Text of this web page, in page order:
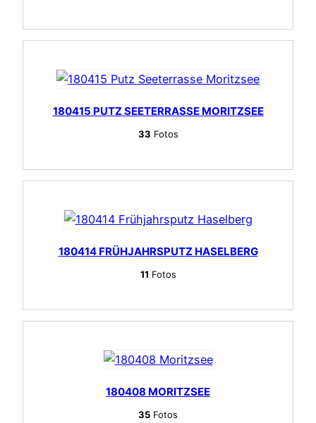
180415 PUTZ SEETERRASSE MORITZSEE
33 Fotos
180414 FRÜHJAHRSPUTZ HASELBERG
11 Fotos
180408 MORITZSEE
35 Fotos